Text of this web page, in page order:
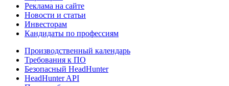
Реклама на сайте
Новости и статьи
Инвесторам
Кандидаты по профессиям
Производственный календарь
Требования к ПО
Безопасный HeadHunter
HeadHunter API